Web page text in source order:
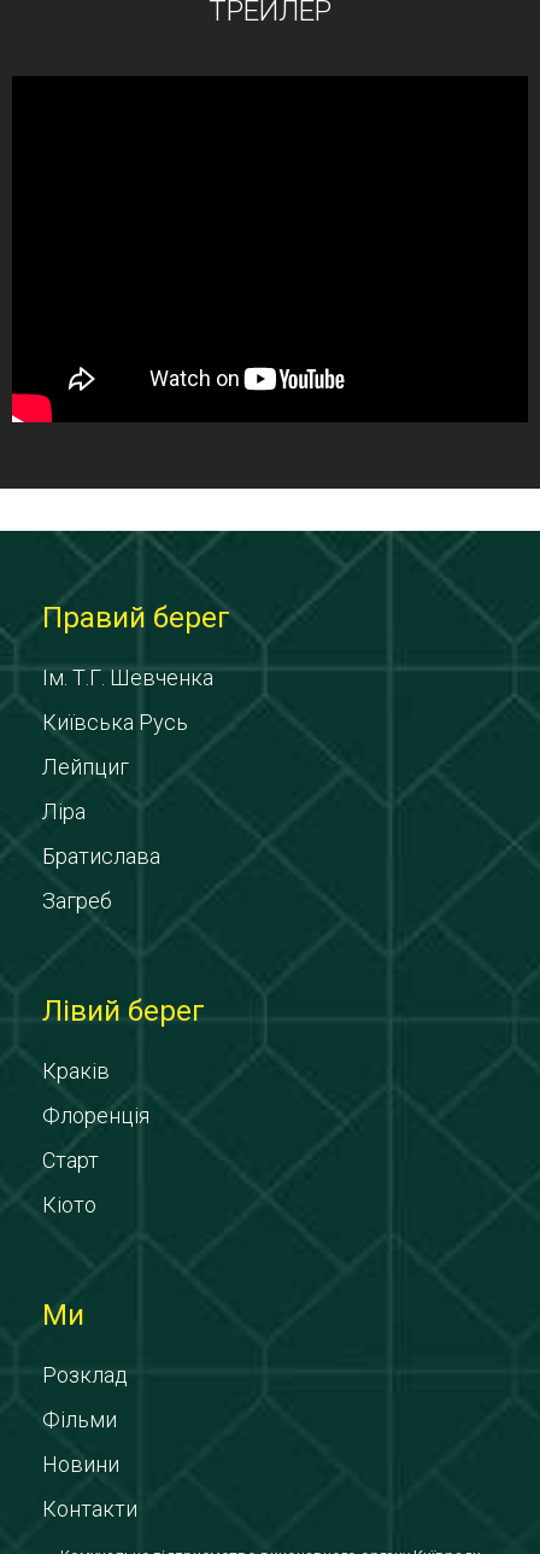
ТРЕЙЛЕР
Правий берег
Ім. Т.Г. Шевченка
Київська Русь
Лейпциг
Ліра
Братислава
Загреб
Лівий берег
Краків
Флоренція
Старт
Кіото
Ми
Розклад
Фільми
Новини
Контакти